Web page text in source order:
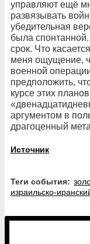
управляют ещё
развязывать
убедительная
была
срок. Что
меня ощущение,
военной
предположить,
курсе этих
аргументом в
драгоценный
Источник
Теги события:
израильско-